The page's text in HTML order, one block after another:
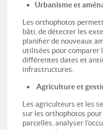
Urbanisme et
Les orthophotos
bâti, de détecter les
planifier de nouveaux
utilisées pour comparer
différentes dates et
infrastructures.
Agriculture et
Les agriculteurs et les
sur les orthophotos
parcelles, analyser